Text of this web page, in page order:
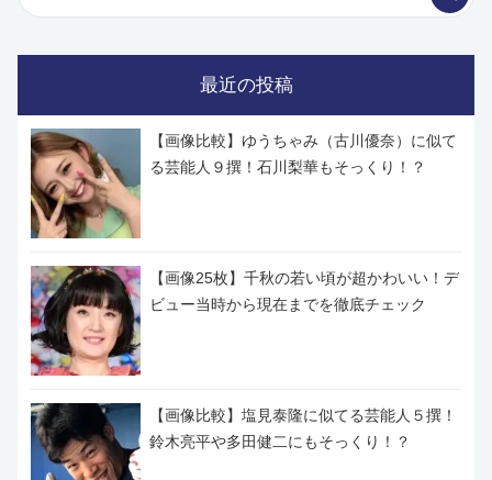
最近の投稿
【画像比較】ゆうちゃみ（古川優奈）に似て
る芸能人９撰！石川梨華もそっくり！？
【画像25枚】千秋の若い頃が超かわいい！デ
ビュー当時から現在までを徹底チェック
【画像比較】塩見泰隆に似てる芸能人５撰！
鈴木亮平や多田健二にもそっくり！？